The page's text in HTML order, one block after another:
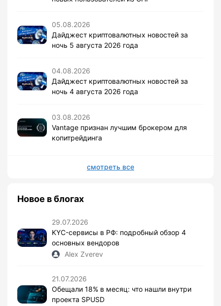
05.08.2026
Дайджест криптовалютных новостей за
ночь 5 августа 2026 года
04.08.2026
Дайджест криптовалютных новостей за
ночь 4 августа 2026 года
03.08.2026
Vantage признан лучшим брокером для
копитрейдинга
смотреть все
Новое в блогах
29.07.2026
KYC-сервисы в РФ: подробный обзор 4
основных вендоров
Alex Zverev
21.07.2026
Обещали 18% в месяц: что нашли внутри
проекта SPUSD